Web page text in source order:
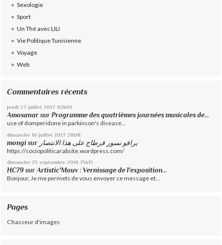
Sexologie
Sport
Un Thé avec LILI
Vie Politique Tunisienne
Voyage
Web
Commentaires récents
jeudi 27 juillet 2017 02h01
Amosanar surProgramme des quatrièmes journées musicales de...
use of domperidone in parkinson's disease...
dimanche 16 juillet 2017 21h18
mongi sur برافو نسور قرطاج على هذا الانتصار
https://sociopoliticarabsite.wordpress.com/
dimanche 25 septembre 2016 15h15
HC79 surArtistic'Mouv : Vernissage de l'exposition...
Bonjour, Je me permets de vous envoyer ce message et...
Pages
Chasseur d'images